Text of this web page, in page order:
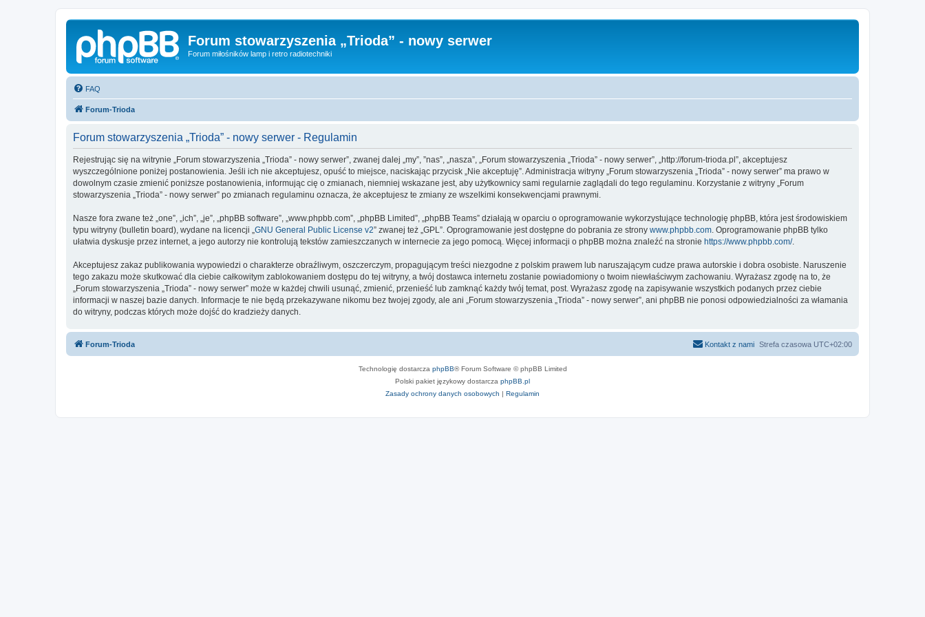
Forum stowarzyszenia „Trioda” - nowy serwer
Forum miłośników lamp i retro radiotechniki
FAQ
Forum-Trioda
Forum stowarzyszenia „Trioda” - nowy serwer - Regulamin
Rejestrując się na witrynie „Forum stowarzyszenia „Trioda” - nowy serwer”, zwanej dalej „my”, ”nas”, „nasza”, „Forum stowarzyszenia „Trioda” - nowy serwer”, „http://forum-trioda.pl”, akceptujesz
wyszczególnione poniżej postanowienia. Jeśli ich nie akceptujesz, opuść to miejsce, naciskając przycisk „Nie akceptuję”. Administracja witryny „Forum stowarzyszenia „Trioda” - nowy serwer” ma prawo w
dowolnym czasie zmienić poniższe postanowienia, informując cię o zmianach, niemniej wskazane jest, aby użytkownicy sami regularnie zaglądali do tego regulaminu. Korzystanie z witryny „Forum
stowarzyszenia „Trioda” - nowy serwer” po zmianach regulaminu oznacza, że akceptujesz te zmiany ze wszelkimi konsekwencjami prawnymi.
Nasze fora zwane też „one”, „ich”, „je”, „phpBB software”, „www.phpbb.com”, „phpBB Limited”, „phpBB Teams” działają w oparciu o oprogramowanie wykorzystujące technologię phpBB, która jest środowiskiem
typu witryny (bulletin board), wydane na licencji „ GNU General Public License v2” zwanej też „GPL”. Oprogramowanie jest dostępne do pobrania ze strony www.phpbb.com . Oprogramowanie phpBB tylko
ułatwia dyskusje przez internet, a jego autorzy nie kontrolują tekstów zamieszczanych w internecie za jego pomocą. Więcej informacji o phpBB można znaleźć na stronie https://www.phpbb.com/.
Akceptujesz zakaz publikowania wypowiedzi o charakterze obraźliwym, oszczerczym, propagującym treści niezgodne z polskim prawem lub naruszającym cudze prawa autorskie i dobra osobiste. Naruszenie
tego zakazu może skutkować dla ciebie całkowitym zablokowaniem dostępu do tej witryny, a twój dostawca internetu zostanie powiadomiony o twoim niewłaściwym zachowaniu. Wyrażasz zgodę na to, że
„Forum stowarzyszenia „Trioda” - nowy serwer” może w każdej chwili usunąć, zmienić, przenieść lub zamknąć każdy twój temat, post. Wyrażasz zgodę na zapisywanie wszystkich podanych przez ciebie
informacji w naszej bazie danych. Informacje te nie będą przekazywane nikomu bez twojej zgody, ale ani „Forum stowarzyszenia „Trioda” - nowy serwer”, ani phpBB nie ponosi odpowiedzialności za włamania
do witryny, podczas których może dojść do kradzieży danych.
Forum-Trioda Strefa czasowa UTC+02:00
Kontakt z nami
Technologię dostarcza phpBB® Forum Software © phpBB Limited
Polski pakiet językowy dostarcza phpBB.pl
Zasady ochrony danych osobowych | Regulamin